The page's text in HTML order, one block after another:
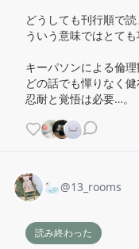
どうしても刊行順で
ういう意味ではとても
キーパソンによる倫
どの話でも憚りなく
忍耐と覚悟は必要…。
🦢@13_rooms
読み終わった